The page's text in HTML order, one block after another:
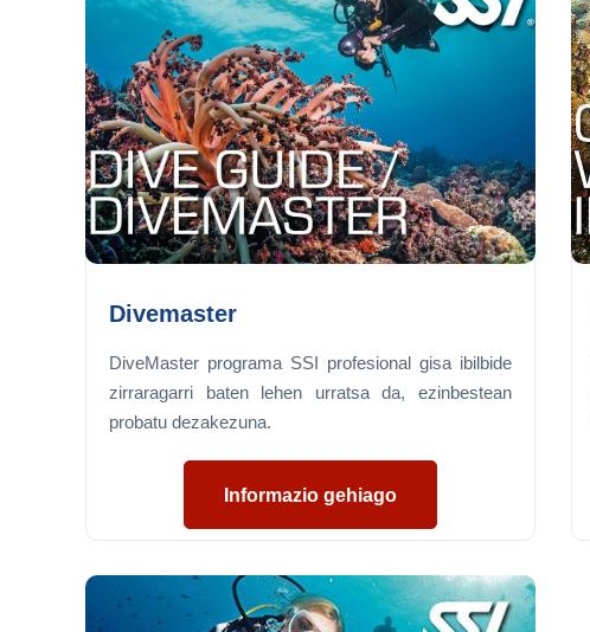
Divemaster
DiveMaster programa SSI profesional gisa ibilbide
zirraragarri baten lehen urratsa da, ezinbestean
probatu dezakezuna.
Informazio gehiago